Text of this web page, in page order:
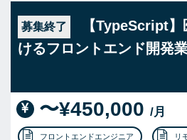
募集終了
【TypeScript
けるフロントエンド開発
〜¥450,000 /月
フロントエンドエンジニア リ